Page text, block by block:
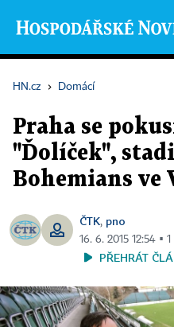
HN.cz › Domácí
Praha se
"Ďolíček",
Bohemians ve
ČTK, pno
16. 6. 2015 12:54 ▪
PŘEHRÁT